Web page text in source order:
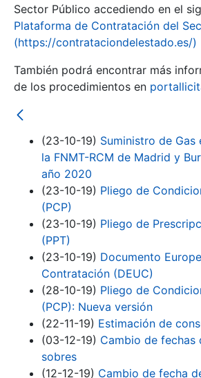
Show/Hide
Sector Público accediendo en el
Plataforma de Contratación del
(https://contrataciondelestado.es/)
También podrá encontrar más
de los procedimientos en
(23-10-19) Suministro de
la FNMT-RCM de Madrid y
año 2020
(23-10-19) Pliego de
(PCP)
(23-10-19) Pliego de
(PPT)
(23-10-19) Documento
Contratación (DEUC)
(28-10-19) Pliego de
(PCP): Nueva versión
(22-11-19) Estimación de
(03-12-19) Cambio de fechas
sobres
(12-12-19) Cambio de fecha